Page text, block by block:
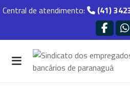
Central de atendimento: (41)